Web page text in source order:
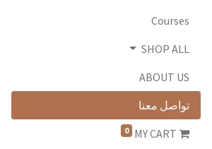
Courses
SHOP ALL
ABOUT US
تواصل معنا
MY CART
0